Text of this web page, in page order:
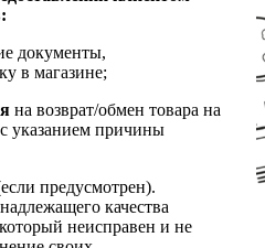
документы,
в магазине;
на возврат/обмен товара на
указанием причины
предусмотрен).
качества
неисправен и не